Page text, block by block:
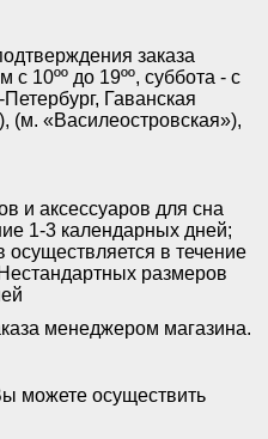
заказа
10ºº до 19ºº, суббота - с
Гаванская
(м. «Василеостровская»),
и аксессуаров для сна
1-3 календарных дней;
осуществляется в течение
размеров
менеджером магазина.
можете осуществить